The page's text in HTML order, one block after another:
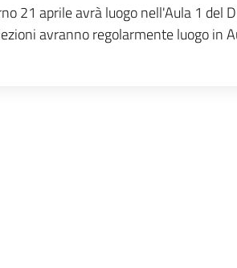
21 aprile avrà luogo nell'Aula 1 del
avranno regolarmente luogo in